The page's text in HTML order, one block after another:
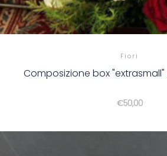
Fiori
Composizione box
€50,00